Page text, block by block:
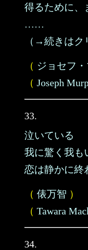
得るために、
……
（→続きはク
（ ジョセフ
（ Joseph
33.
泣いている
我に驚く我も
恋は静かに終
（ 俵万智 ）
（ Tawara
34.